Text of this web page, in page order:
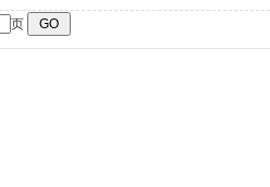
管包装机+一台压料机
页